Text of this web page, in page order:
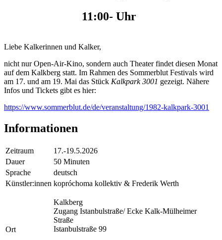
11:00- Uhr
Liebe Kalkerinnen und Kalker,
nicht nur Open-Air-Kino, sondern auch Theater findet diesen Monat
auf dem Kalkberg statt. Im Rahmen des Sommerblut Festivals wird
am 17. und am 19. Mai das Stück Kalkpark 3001 gezeigt. Nähere
Infos und Tickets gibt es hier:
https://www.sommerblut.de/de/veranstaltung/1982-kalkpark-3001
Informationen
Zeitraum
17.-19.5.2026
Dauer
50 Minuten
Sprache
deutsch
Künstler:innen kopróchoma kollektiv & Frederik Werth
Ort
Kalkberg
Zugang Istanbulstraße/ Ecke Kalk-Mülheimer
Straße
Istanbulstraße 99